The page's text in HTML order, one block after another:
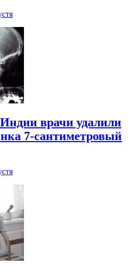
врачи удалили
7-сантиметровый